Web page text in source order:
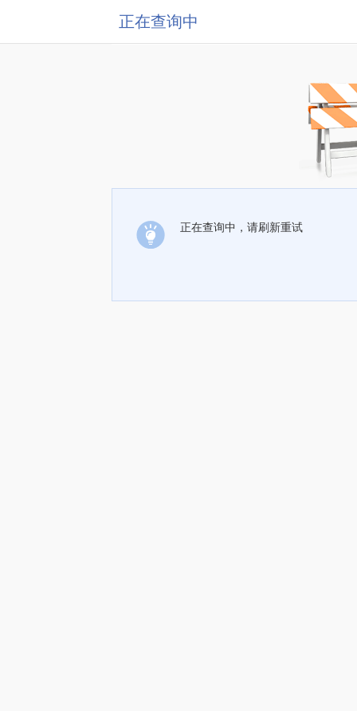
正在查询中
正在查询中，请刷新重试